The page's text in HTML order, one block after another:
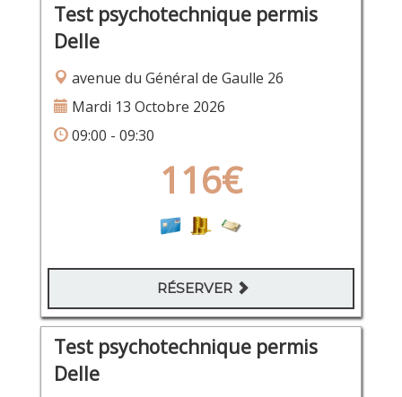
Test psychotechnique permis
Delle
avenue du Général de Gaulle 26
Mardi 13 Octobre 2026
09:00 - 09:30
116€
RÉSERVER
Test psychotechnique permis
Delle